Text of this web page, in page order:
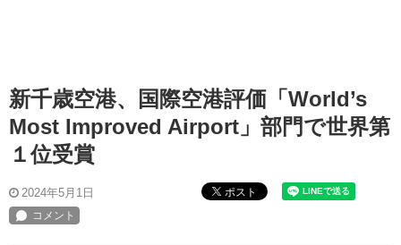
新千歳空港、国際空港評価「World’s
Most Improved Airport」部門で世界第
１位受賞
2024年5月1日 ポスト